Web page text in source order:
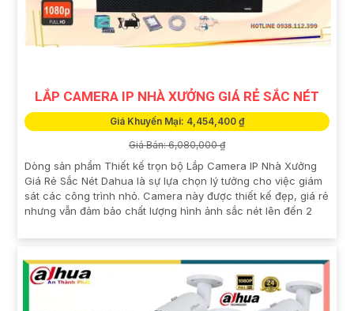
LẮP CAMERA IP NHÀ XƯỞNG GIÁ RẺ SẮC NÉT
Giá Khuyến Mại: 4,454,400 ₫
Giá Bán: 6,080,000 ₫
Dòng sản phẩm Thiết kế trọn bộ Lắp Camera IP Nhà Xưởng
Giá Rẻ Sắc Nét Dahua là sự lựa chọn lý tưởng cho việc giám
sát các công trình nhỏ. Camera này được thiết kế đẹp, giá rẻ
nhưng vẫn đảm bảo chất lượng hình ảnh sắc nét lên đến 2